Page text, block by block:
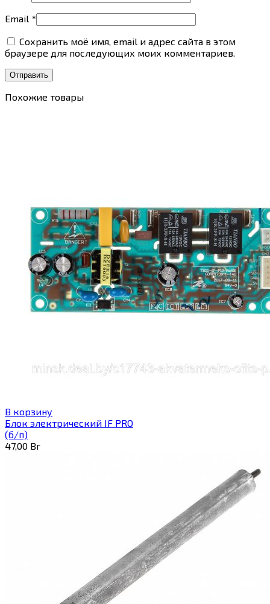
Email *
Сохранить моё имя, email и адрес сайта в этом
браузере для последующих моих комментариев.
Похожие товары
В корзину
Блок электрический IF PRO
(б/п)
47,00 Br